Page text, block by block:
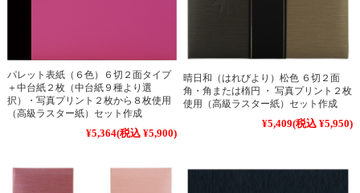
パレット表紙（６色）６切２面タイプ
＋中台紙２枚（中台紙９種より選
択）・写真プリント２枚から８枚使用
（高級ラスター紙）セット作成
¥5,364(税込 ¥5,900)
晴日和（はれびより）松色 ６切２面
角・角または楕円 ・ 写真プリント２枚
使用（高級ラスター紙）セット作成
¥5,409(税込 ¥5,950)